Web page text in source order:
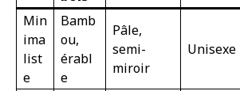
Min
ima
list
e
Bamb
ou,
érabl
e
Pâle,
semi-
miroir
Unisexe